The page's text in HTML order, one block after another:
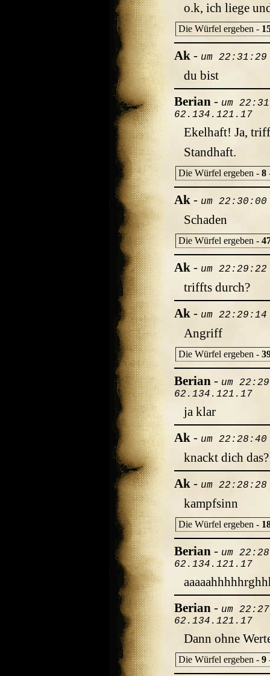
o.k, ich liege
Die Würfel ergeben -
Ak - um
du bist
Berian - um
62.134.121.17
Ekelhaft! Ja,
Standhaft.
Die Würfel ergeben - 8
Ak - um
Schaden
Die Würfel ergeben -
Ak - um
triffts durch?
Ak - um
Angriff
Die Würfel ergeben -
Berian - um
62.134.121.17
ja klar
Ak - um
knackt dich das?
Ak - um
kampfsinn
Die Würfel ergeben -
Berian - um
62.134.121.17
Berian - um
62.134.121.17
Dann ohne
Die Würfel ergeben - 9